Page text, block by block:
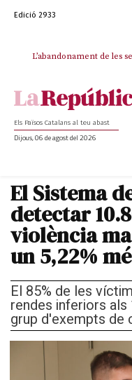
Edició 2933
L’abandonament de les
Els Països Catalans al teu abast
Dijous, 06 de agost del 2026
El Sistema
detectar
violència
un 5,22%
El 85% de les
rendes inferiors als
grup d'exempts de